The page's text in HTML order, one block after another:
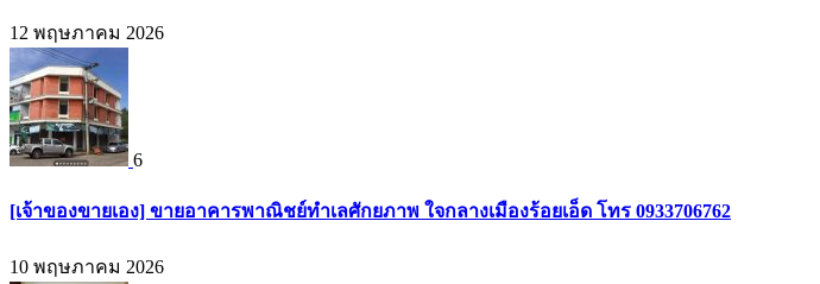
12 พฤษภาคม 2026
6
[เจ้าของขายเอง] ขายอาคารพาณิชย์ทำเลศักยภาพ ใจกลางเมืองร้อยเอ็ด โทร 0933706762
10 พฤษภาคม 2026